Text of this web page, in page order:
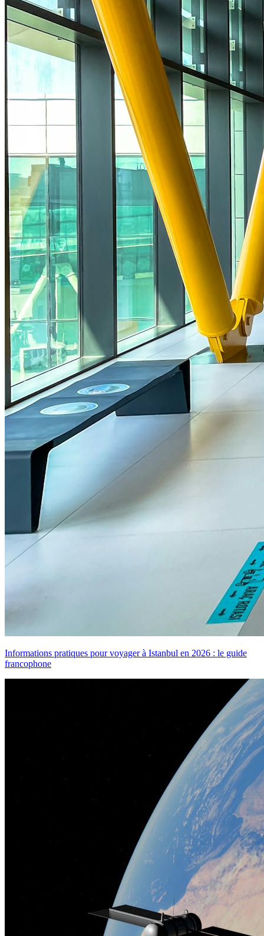
Informations pratiques pour voyager à Istanbul en 2026 : le guide
francophone